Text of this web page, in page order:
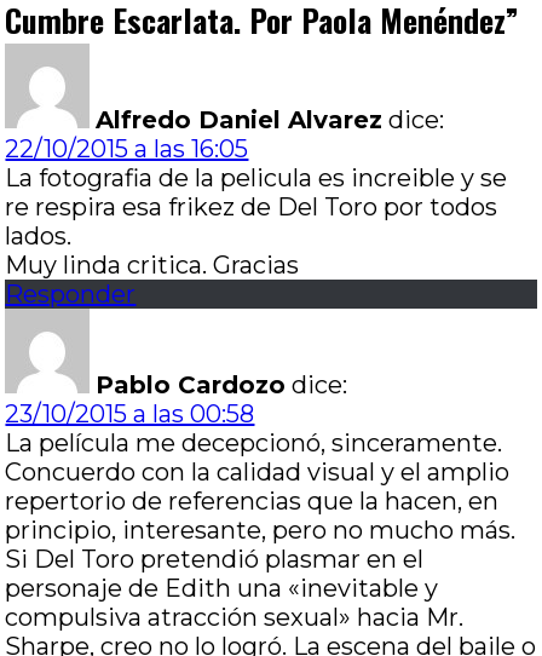
Cumbre Escarlata. Por Paola Menéndez”
Alfredo Daniel Alvarez dice:
22/10/2015 a las 16:05
La fotografia de la pelicula es increible y se
re respira esa frikez de Del Toro por todos
lados.
Muy linda critica. Gracias
Responder
Pablo Cardozo dice:
23/10/2015 a las 00:58
La película me decepcionó, sinceramente.
Concuerdo con la calidad visual y el amplio
repertorio de referencias que la hacen, en
principio, interesante, pero no mucho más.
Si Del Toro pretendió plasmar en el
personaje de Edith una «inevitable y
compulsiva atracción sexual» hacia Mr.
Sharpe, creo no lo logró. La escena del baile o